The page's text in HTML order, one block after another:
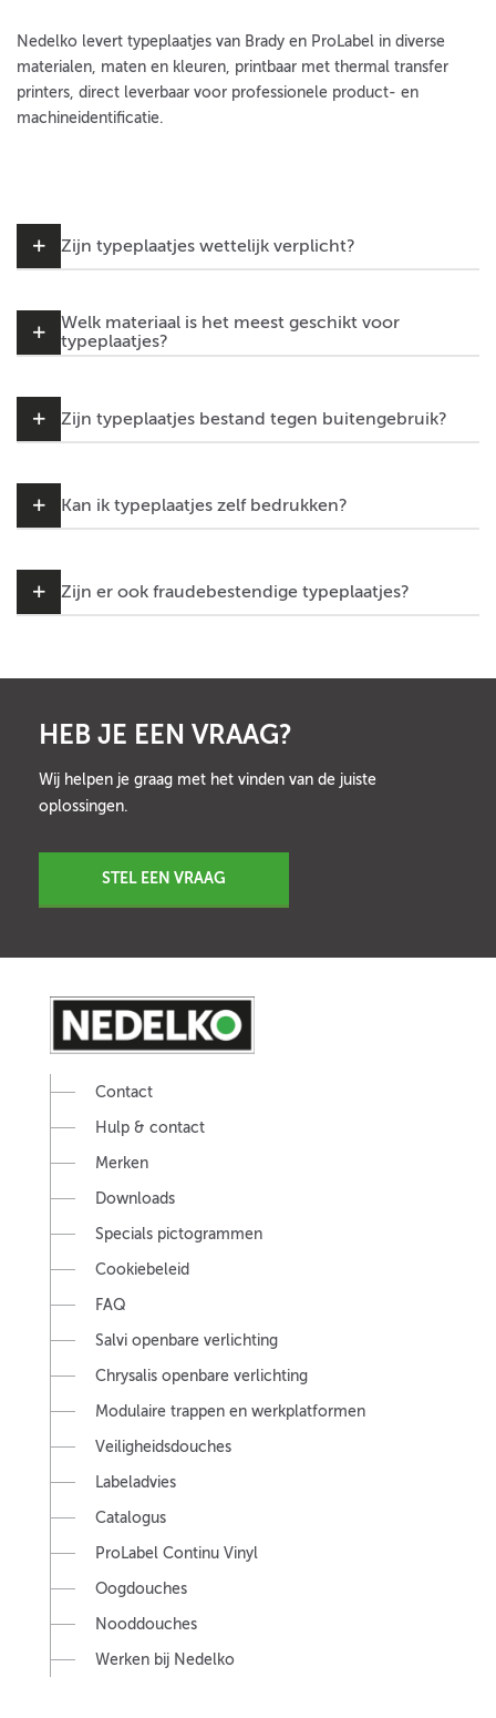
Nedelko levert typeplaatjes van Brady en ProLabel in diverse
materialen, maten en kleuren, printbaar met thermal transfer
printers, direct leverbaar voor professionele product- en
machineidentificatie.
Zijn typeplaatjes wettelijk verplicht?
Welk materiaal is het meest geschikt voor
typeplaatjes?
Zijn typeplaatjes bestand tegen buitengebruik?
Kan ik typeplaatjes zelf bedrukken?
Zijn er ook fraudebestendige typeplaatjes?
HEB JE EEN VRAAG?
Wij helpen je graag met het vinden van de juiste
oplossingen.
STEL EEN VRAAG
Contact
Hulp & contact
Merken
Downloads
Specials pictogrammen
Cookiebeleid
FAQ
Salvi openbare verlichting
Chrysalis openbare verlichting
Modulaire trappen en werkplatformen
Veiligheidsdouches
Labeladvies
Catalogus
ProLabel Continu Vinyl
Oogdouches
Nooddouches
Werken bij Nedelko